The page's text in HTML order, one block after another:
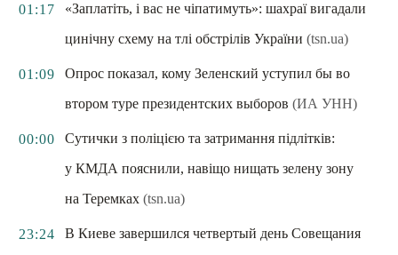
01:17
«Заплатіть, і вас не чіпатимуть»: шахраї вигадали
цинічну схему на тлі обстрілів України (tsn.ua)
01:09
Опрос показал, кому Зеленский уступил бы во
втором туре президентских выборов (ИА УНН)
00:00
Сутички з поліцією та затримання підлітків:
у КМДА пояснили, навіщо нищать зелену зону
на Теремках (tsn.ua)
23:24
В Киеве завершился четвертый день Совещания